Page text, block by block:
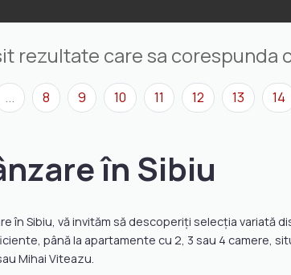
rezultate care sa corespunda
... 8 9 10 11 12 13 14
în Sibiu
Sibiu, vă invităm să descoperiți selecția variată
până la apartamente cu 2, 3 sau 4 camere,
Mihai Viteazu.